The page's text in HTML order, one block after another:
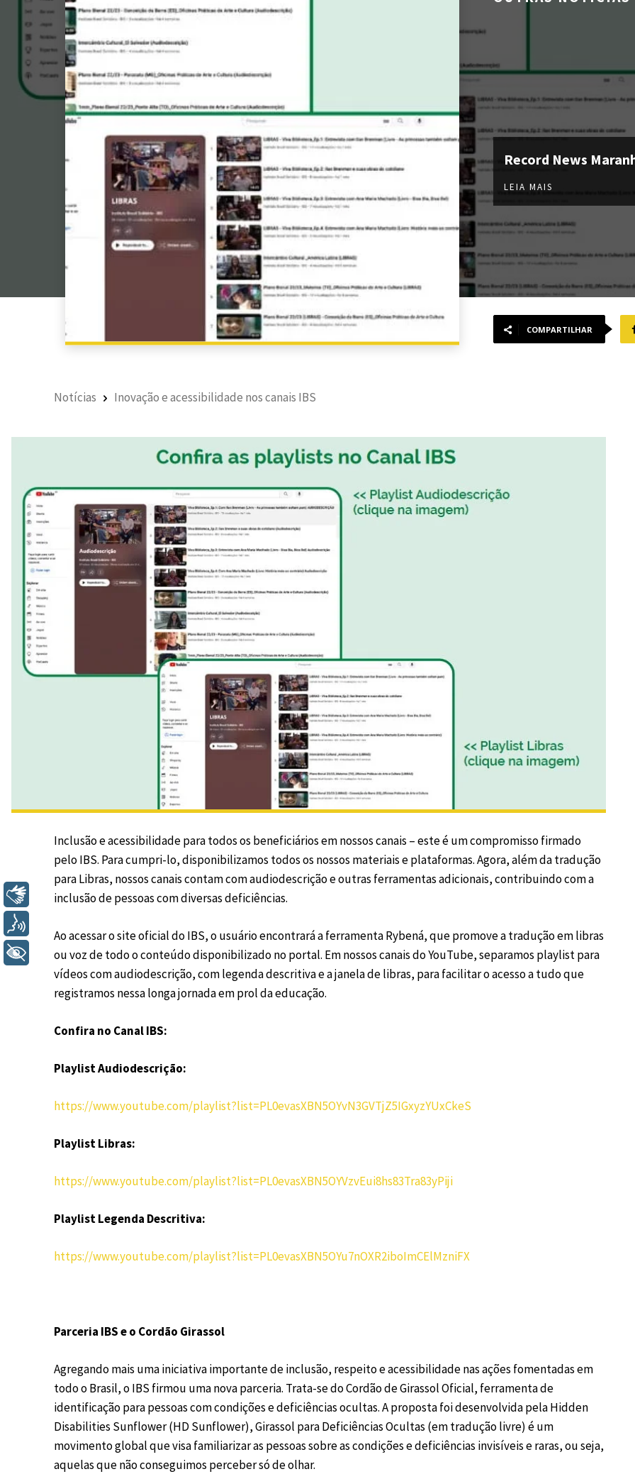
Record News
LEIA MAIS
COMPARTILHAR
Notícias Inovação e acessibilidade nos canais IBS
Inclusão e acessibilidade para todos os beneficiários em nossos canais – este é um compromisso firmado
pelo IBS. Para cumpri-lo, disponibilizamos todos os nossos materiais e plataformas. Agora, além da tradução
para Libras, nossos canais contam com audiodescrição e outras ferramentas adicionais, contribuindo com a
inclusão de pessoas com diversas deficiências.
Ao acessar o site oficial do IBS, o usuário encontrará a ferramenta Rybená, que promove a tradução em libras
ou voz de todo o conteúdo disponibilizado no portal. Em nossos canais do YouTube, separamos playlist para
vídeos com audiodescrição, com legenda descritiva e a janela de libras, para facilitar o acesso a tudo que
registramos nessa longa jornada em prol da educação.
Confira no Canal IBS:
Playlist Audiodescrição:
https://www.youtube.com/playlist?list=PL0evasXBN5OYvN3GVTjZ5IGxyzYUxCkeS
Playlist Libras:
https://www.youtube.com/playlist?list=PL0evasXBN5OYVzvEui8hs83Tra83yPiji
Playlist Legenda Descritiva:
https://www.youtube.com/playlist?list=PL0evasXBN5OYu7nOXR2iboImCElMzniFX
Parceria IBS e o Cordão Girassol
Agregando mais uma iniciativa importante de inclusão, respeito e acessibilidade nas ações fomentadas em
todo o Brasil, o IBS firmou uma nova parceria. Trata-se do Cordão de Girassol Oficial, ferramenta de
identificação para pessoas com condições e deficiências ocultas. A proposta foi desenvolvida pela Hidden
Disabilities Sunflower (HD Sunflower), Girassol para Deficiências Ocultas (em tradução livre) é um
movimento global que visa familiarizar as pessoas sobre as condições e deficiências invisíveis e raras, ou seja,
aquelas que não conseguimos perceber só de olhar.
Libras
+ Acessibilidade